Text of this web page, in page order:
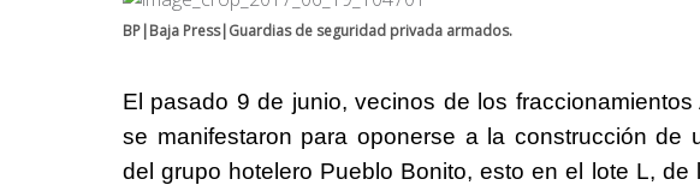
BP|Baja Press|Guardias de seguridad privada armados.
El pasado 9 de junio, vecinos de los
se manifestaron para oponerse a la construcción de
del grupo hotelero Pueblo Bonito, esto en el lote L,